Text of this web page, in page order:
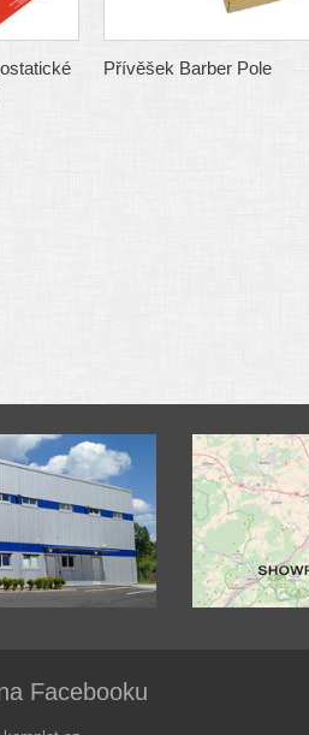
Přívěšek Barber Pole
Facebooku